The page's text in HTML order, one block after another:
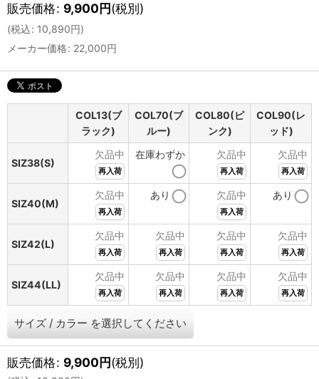
販売価格: 9,900円(税別)
(税込: 10,890円)
メーカー価格: 22,000円
COL13(ブ
ラック)
COL70(ブ
ルー)
COL80(ピ
ンク)
COL90(レ
ッド)
SIZ38(S)
欠品中
再入荷
在庫わずか 欠品中
再入荷
欠品中
再入荷
SIZ40(M)
欠品中
再入荷
あり 欠品中
再入荷
あり
SIZ42(L)
欠品中
再入荷
欠品中
再入荷
欠品中
再入荷
欠品中
再入荷
SIZ44(LL)
欠品中
再入荷
欠品中
再入荷
欠品中
再入荷
欠品中
再入荷
サイズ / カラー を選択してください
販売価格: 9,900円(税別)